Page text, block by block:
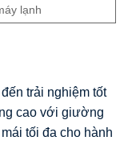
lạnh
trải nghiệm tốt
cao với giường
tối đa cho hành